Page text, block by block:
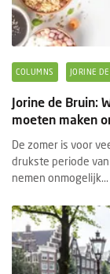
COLUMNS JORINE
Jorine de Bruin:
moeten maken
De zomer is voor
drukste periode
nemen onmogelijk...